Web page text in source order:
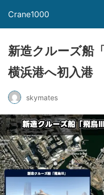
Crane1000
新造クルーズ船
横浜港へ初入港
skymates